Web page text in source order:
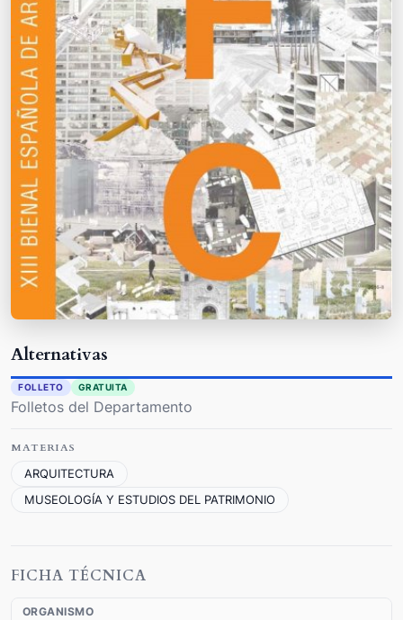
Alternativas
FOLLETO GRATUITA
Folletos del Departamento
MATERIAS
ARQUITECTURA
MUSEOLOGÍA Y ESTUDIOS DEL PATRIMONIO
FICHA TÉCNICA
ORGANISMO